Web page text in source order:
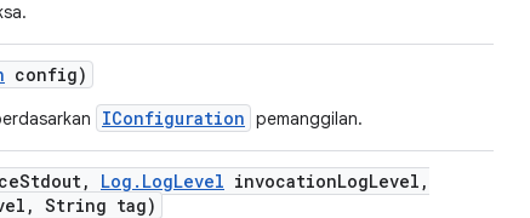
config)
IConfiguration pemanggilan.
Stdout, Log . LogLevel invocationLogLevel ,
, String tag)